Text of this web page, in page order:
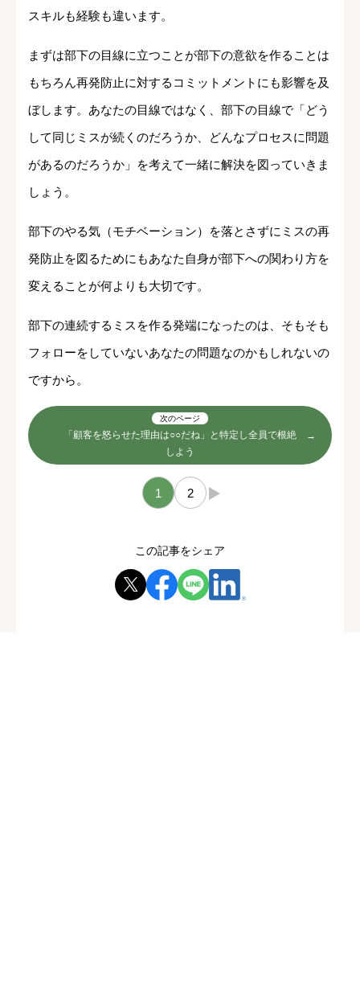
スキルも経験も違います。
まずは部下の目線に立つことが部下の意欲を作ることは
もちろん再発防止に対するコミットメントにも影響を及
ぼします。あなたの目線ではなく、部下の目線で「どう
して同じミスが続くのだろうか、どんなプロセスに問題
があるのだろうか」を考えて一緒に解決を図っていきま
しょう。
部下のやる気（モチベーション）を落とさずにミスの再
発防止を図るためにもあなた自身が部下への関わり方を
変えることが何よりも大切です。
部下の連続するミスを作る発端になったのは、そもそも
フォローをしていないあなたの問題なのかもしれないの
ですから。
次のページ
「顧客を怒らせた理由は○○だね」と特定し全員で根絶
しよう
1 2 →
この記事をシェア